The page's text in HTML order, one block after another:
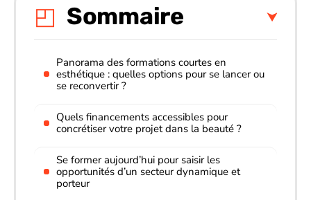
Sommaire
Panorama des formations courtes en
esthétique : quelles options pour se lancer ou
se reconvertir ?
Quels financements accessibles pour
concrétiser votre projet dans la beauté ?
Se former aujourd’hui pour saisir les
opportunités d’un secteur dynamique et
porteur